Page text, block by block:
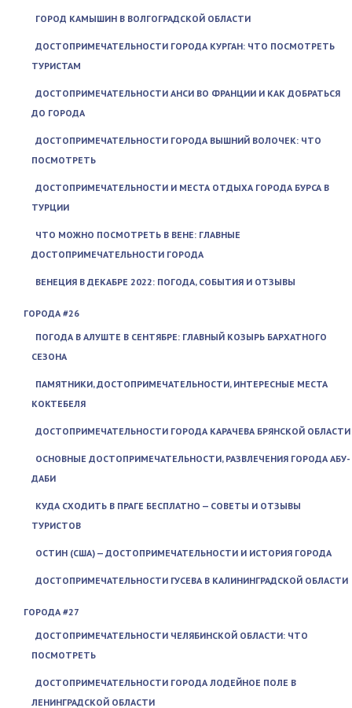
ГОРОД КАМЫШИН В ВОЛГОГРАДСКОЙ ОБЛАСТИ
ДОСТОПРИМЕЧАТЕЛЬНОСТИ ГОРОДА КУРГАН: ЧТО ПОСМОТРЕТЬ
ТУРИСТАМ
ДОСТОПРИМЕЧАТЕЛЬНОСТИ АНСИ ВО ФРАНЦИИ И КАК ДОБРАТЬСЯ
ДО ГОРОДА
ДОСТОПРИМЕЧАТЕЛЬНОСТИ ГОРОДА ВЫШНИЙ ВОЛОЧЕК: ЧТО
ПОСМОТРЕТЬ
ДОСТОПРИМЕЧАТЕЛЬНОСТИ И МЕСТА ОТДЫХА ГОРОДА БУРСА В
ТУРЦИИ
ЧТО МОЖНО ПОСМОТРЕТЬ В ВЕНЕ: ГЛАВНЫЕ
ДОСТОПРИМЕЧАТЕЛЬНОСТИ ГОРОДА
ВЕНЕЦИЯ В ДЕКАБРЕ 2022: ПОГОДА, СОБЫТИЯ И ОТЗЫВЫ
ГОРОДА #26
ПОГОДА В АЛУШТЕ В СЕНТЯБРЕ: ГЛАВНЫЙ КОЗЫРЬ БАРХАТНОГО
СЕЗОНА
ПАМЯТНИКИ, ДОСТОПРИМЕЧАТЕЛЬНОСТИ, ИНТЕРЕСНЫЕ МЕСТА
КОКТЕБЕЛЯ
ДОСТОПРИМЕЧАТЕЛЬНОСТИ ГОРОДА КАРАЧЕВА БРЯНСКОЙ ОБЛАСТИ
ОСНОВНЫЕ ДОСТОПРИМЕЧАТЕЛЬНОСТИ, РАЗВЛЕЧЕНИЯ ГОРОДА АБУ-
ДАБИ
КУДА СХОДИТЬ В ПРАГЕ БЕСПЛАТНО — СОВЕТЫ И ОТЗЫВЫ
ТУРИСТОВ
ОСТИН (США) — ДОСТОПРИМЕЧАТЕЛЬНОСТИ И ИСТОРИЯ ГОРОДА
ДОСТОПРИМЕЧАТЕЛЬНОСТИ ГУСЕВА В КАЛИНИНГРАДСКОЙ ОБЛАСТИ
ГОРОДА #27
ДОСТОПРИМЕЧАТЕЛЬНОСТИ ЧЕЛЯБИНСКОЙ ОБЛАСТИ: ЧТО
ПОСМОТРЕТЬ
ДОСТОПРИМЕЧАТЕЛЬНОСТИ ГОРОДА ЛОДЕЙНОЕ ПОЛЕ В
ЛЕНИНГРАДСКОЙ ОБЛАСТИ